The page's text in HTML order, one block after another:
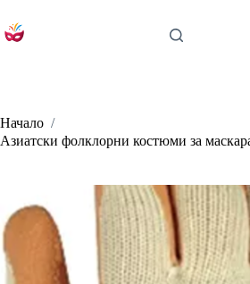
to
content
Начало /
Азиатски фолклорни костюми за